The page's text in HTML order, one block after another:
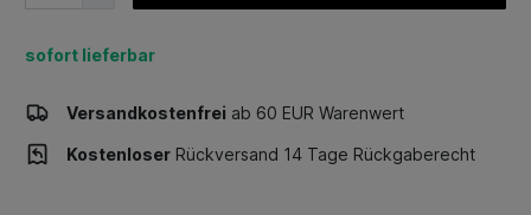
sofort lieferbar
Versandkostenfrei ab 60 EUR Warenwert
Kostenloser Rückversand 14 Tage Rückgaberecht